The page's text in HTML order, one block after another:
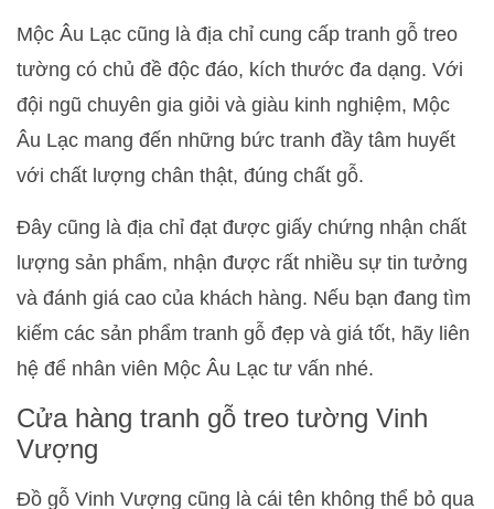
Mộc Âu Lạc cũng là địa chỉ cung cấp tranh gỗ treo
tường có chủ đề độc đáo, kích thước đa dạng. Với
đội ngũ chuyên gia giỏi và giàu kinh nghiệm, Mộc
Âu Lạc mang đến những bức tranh đầy tâm huyết
với chất lượng chân thật, đúng chất gỗ.
Đây cũng là địa chỉ đạt được giấy chứng nhận chất
lượng sản phẩm, nhận được rất nhiều sự tin tưởng
và đánh giá cao của khách hàng. Nếu bạn đang tìm
kiếm các sản phẩm tranh gỗ đẹp và giá tốt, hãy liên
hệ để nhân viên Mộc Âu Lạc tư vấn nhé.
Cửa hàng tranh gỗ treo tường Vinh
Vượng
Đồ gỗ Vinh Vượng cũng là cái tên không thể bỏ qua